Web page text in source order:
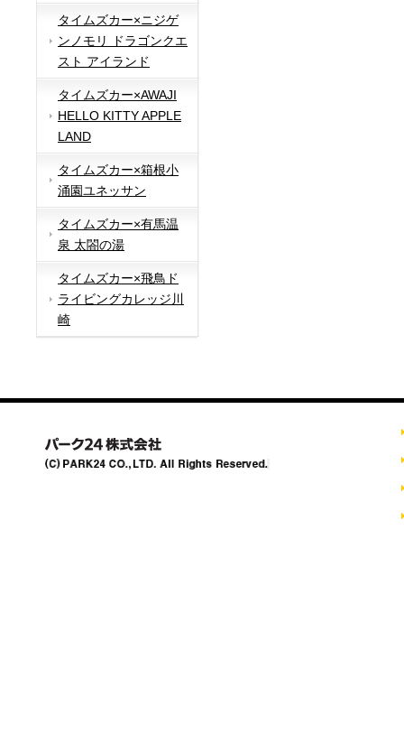
タイムズカー×ニジゲ
ンノモリ ドラゴンクエ
スト アイランド
タイムズカー×AWAJI
HELLO KITTY APPLE
LAND
タイムズカー×箱根小
涌園ユネッサン
タイムズカー×有馬温
泉 太閤の湯
タイムズカー×飛鳥ド
ライビングカレッジ川
崎